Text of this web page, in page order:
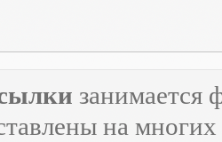
занимается
на